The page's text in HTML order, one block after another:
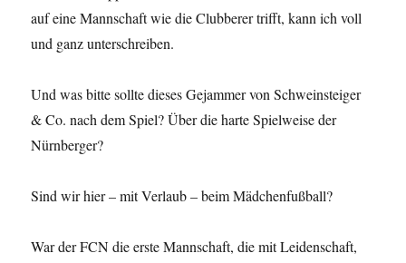
auf eine Mannschaft wie die Clubberer trifft, kann ich voll
und ganz unterschreiben.
Und was bitte sollte dieses Gejammer von Schweinsteiger
& Co. nach dem Spiel? Über die harte Spielweise der
Nürnberger?
Sind wir hier – mit Verlaub – beim Mädchenfußball?
War der FCN die erste Mannschaft, die mit Leidenschaft,